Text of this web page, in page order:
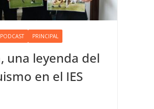
PODCAST PRINCIPAL
una leyenda del
en el IES